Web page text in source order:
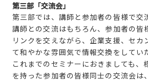
第三部「交流会」
第三部では、講師と参加者の皆様で交
講師との交流はもちろん、参加者の皆
リンクを交えながら、企業支援、セカ
て和やかな雰囲気で情報交換をしてい
これまでのセミナーにおきましても、
を持った参加者の皆様同士の交流会は